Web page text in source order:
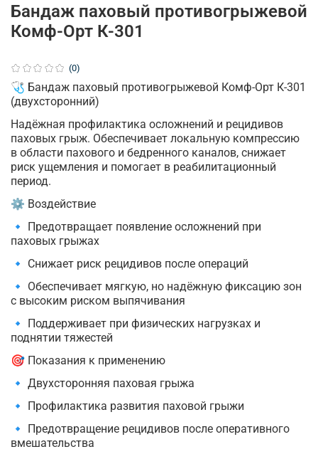
(0)
Бандаж паховый противогрыжевой
Комф-Орт К-301
🩺 Бандаж паховый противогрыжевой Комф-Орт К-301
(двухсторонний)
Надёжная профилактика осложнений и рецидивов
паховых грыж. Обеспечивает локальную компрессию
в области пахового и бедренного каналов, снижает
риск ущемления и помогает в реабилитационный
период.
⚙️ Воздействие
🔹 Предотвращает появление осложнений при
паховых грыжах
🔹 Снижает риск рецидивов после операций
🔹 Обеспечивает мягкую, но надёжную фиксацию зон
с высоким риском выпячивания
🔹 Поддерживает при физических нагрузках и
поднятии тяжестей
🎯 Показания к применению
🔹 Двухсторонняя паховая грыжа
🔹 Профилактика развития паховой грыжи
🔹 Предотвращение рецидивов после оперативного
вмешательства